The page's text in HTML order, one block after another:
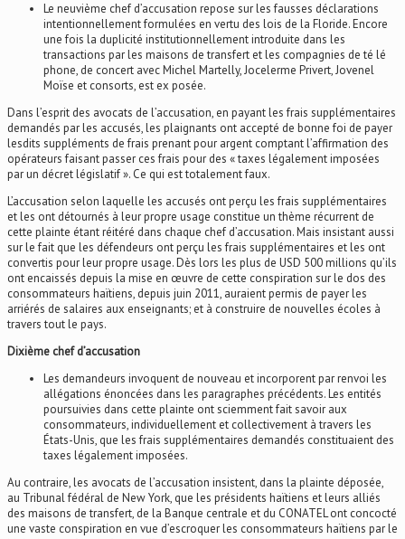
Le neuvième chef d’accusation repose sur les fausses déclarations
intentionnellement formulées en vertu des lois de la Floride. Encore
une fois la duplicité institutionnellement introduite dans les
transactions par les maisons de transfert et les compagnies de té lé
phone, de concert avec Michel Martelly, Jocelerme Privert, Jovenel
Moïse et consorts, est ex posée.
Dans l’esprit des avocats de l’accusation, en payant les frais supplémentaires
demandés par les accusés, les plaignants ont accepté de bonne foi de payer
lesdits suppléments de frais prenant pour argent comptant l’affirmation des
opérateurs faisant passer ces frais pour des « taxes légalement imposées
par un décret législatif ». Ce qui est totalement faux.
L’accusation selon laquelle les accusés ont perçu les frais supplémentaires
et les ont détournés à leur propre usage constitue un thème récurrent de
cette plainte étant réitéré dans chaque chef d’accusation. Mais insistant aussi
sur le fait que les défendeurs ont perçu les frais supplémentaires et les ont
convertis pour leur propre usage. Dès lors les plus de USD 500 millions qu’ils
ont encaissés depuis la mise en œuvre de cette conspiration sur le dos des
consommateurs haïtiens, depuis juin 2011, auraient permis de payer les
arriérés de salaires aux enseignants; et à construire de nouvelles écoles à
travers tout le pays.
Dixième chef d’accusation
Les demandeurs invoquent de nouveau et incorporent par renvoi les
allégations énoncées dans les paragraphes précédents. Les entités
poursuivies dans cette plainte ont sciemment fait savoir aux
consommateurs, individuellement et collectivement à travers les
États-Unis, que les frais supplémentaires demandés constituaient des
taxes légalement imposées.
Au contraire, les avocats de l’accusation insistent, dans la plainte déposée,
au Tribunal fédéral de New York, que les présidents haïtiens et leurs alliés
des maisons de transfert, de la Banque centrale et du CONATEL ont concocté
une vaste conspiration en vue d’escroquer les consommateurs haïtiens par le